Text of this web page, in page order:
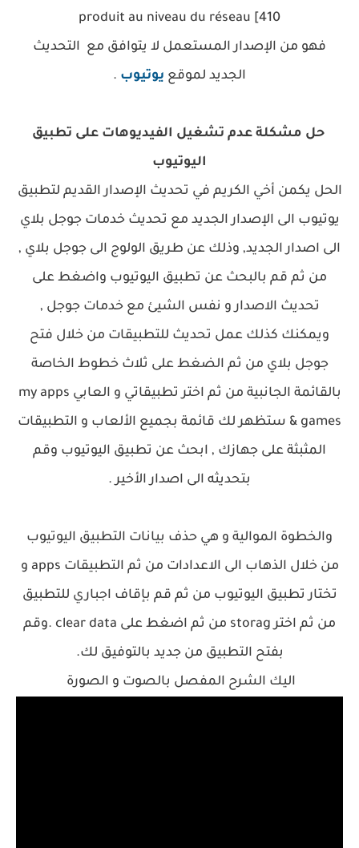
produit au niveau du réseau [410
فهو من الإصدار المستعمل لا يتوافق مع التحديث
الجديد لموقع يوتيوب .
حل مشكلة عدم تشغيل الفيديوهات على تطبيق
اليوتيوب
الحل يكمن أخي الكريم في تحديث الإصدار القديم لتطبيق
يوتيوب الى الإصدار الجديد مع تحديث خدمات جوجل بلاي
الى اصدار الجديد, وذلك عن طريق الولوج الى جوجل بلاي ,
من ثم قم بالبحث عن تطبيق اليوتيوب واضغط على
تحديث الاصدار و نفس الشيئ مع خدمات جوجل ,
ويمكنك كذلك عمل تحديث للتطبيقات من خلال فتح
جوجل بلاي من ثم الضغط على ثلاث خطوط الخاصة
بالقائمة الجانبية من ثم اختر تطبيقاتي و العابي my apps
& games ستظهر لك قائمة بجميع الألعاب و التطبيقات
المثبثة على جهازك , ابحث عن تطبيق اليوتيوب وقم
بتحديثه الى اصدار الأخير .
والخطوة الموالية و هي حذف بيانات التطبيق اليوتيوب
من خلال الذهاب الى الاعدادات من ثم التطبيقات apps و
تختار تطبيق اليوتيوب من ثم قم بإقاف اجباري للتطبيق
من ثم اختر storag من ثم اضغط على clear data .وقم
بفتح التطبيق من جديد بالتوفيق لك.
اليك الشرح المفصل بالصوت و الصورة